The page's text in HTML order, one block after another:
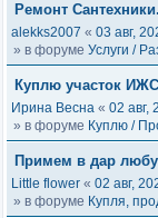
Ремонт
alekks2007 « 03 авг,
» в форуме Услуги /
Куплю участок
Ирина Весна « 02 авг,
» в форуме Куплю /
Примем в дар
Little flower « 02 авг,
» в форуме Купля,